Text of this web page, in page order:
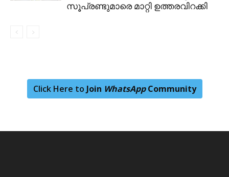
സൂപ്രണ്ടുമാരെ മാറ്റി ഉത്തരവിറക്കി
Click Here to Join WhatsAppCommunity